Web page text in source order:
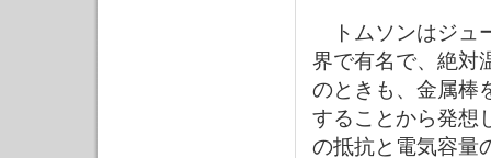
トムソンはジュ
界で有名で、絶対
のときも、金属棒
することから発想
の抵抗と電気容量